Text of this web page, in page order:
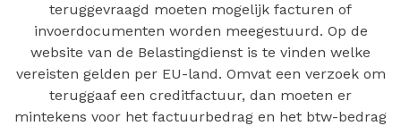
teruggevraagd moeten mogelijk facturen of
invoerdocumenten worden meegestuurd. Op de
website van de Belastingdienst is te vinden welke
vereisten gelden per EU-land. Omvat een verzoek om
teruggaaf een creditfactuur, dan moeten er
mintekens voor het factuurbedrag en het btw-bedrag